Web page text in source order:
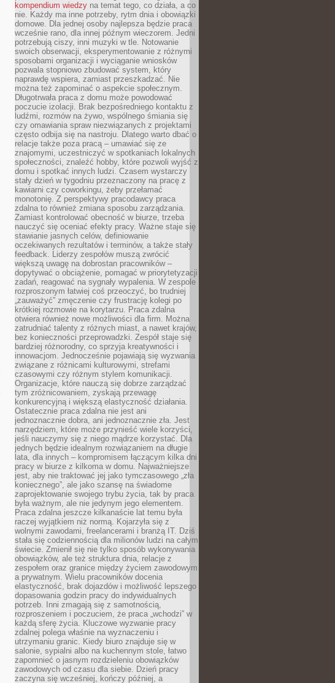
kompendium wiedzy na temat tego, co działa, a co
nie. Każdy ma inne potrzeby, rytm dnia i obowiązki
domowe. Dla jednej osoby najlepsza będzie praca
wcześnie rano, dla innej późnym wieczorem. Jedni
potrzebują ciszy, inni muzyki w tle. Notowanie
swoich obserwacji, eksperymentowanie z różnymi
sposobami organizacji i wyciąganie wniosków
pozwala stopniowo zbudować system, który
naprawdę wspiera, zamiast przeszkadzać. Nie
można też zapominać o aspekcie społecznym.
Długotrwała praca z domu może powodować
poczucie izolacji. Brak bezpośredniego kontaktu z
ludźmi, rozmów na żywo, wspólnego śmiania się
czy omawiania spraw niezwiązanych z projektami
często odbija się na nastroju. Dlatego warto dbać o
relacje także poza pracą – umawiać się ze
znajomymi, uczestniczyć w spotkaniach lokalnych
społeczności, znaleźć hobby, które pozwoli wyjść z
domu i spotkać innych ludzi. Czasem wystarczy
stały dzień w tygodniu przeznaczony na pracę z
kawiarni czy coworkingu, żeby przełamać
monotonię. Z perspektywy pracodawcy praca
zdalna to również zmiana sposobu zarządzania.
Zamiast kontrolować obecność w biurze, trzeba
nauczyć się oceniać efekty pracy. Ważne staje się
stawianie jasnych celów, definiowanie
oczekiwanych rezultatów i terminów, a także stały
feedback. Liderzy zespołów muszą zwrócić
większą uwagę na dobrostan pracowników –
dopytywać o obciążenie, pomagać w priorytetyzacji
zadań, reagować na sygnały wypalenia. W zespole
rozproszonym łatwiej coś przeoczyć, bo trudniej
„zauważyć” zmęczenie czy frustrację kolegi po
krótkiej rozmowie na korytarzu. Praca zdalna
otwiera również nowe możliwości dla firm. Można
zatrudniać talenty z różnych miast, a nawet krajów,
bez konieczności przeprowadzki. Zespół staje się
bardziej różnorodny, co sprzyja kreatywności i
innowacjom. Jednocześnie pojawiają się wyzwania
związane z różnicami kulturowymi, strefami
czasowymi czy różnym stylem komunikacji.
Organizacje, które nauczą się dobrze zarządzać
tym zróżnicowaniem, zyskają przewagę
konkurencyjną i większą elastyczność działania.
Ostatecznie praca zdalna nie jest ani
jednoznacznie dobra, ani jednoznacznie zła. Jest
narzędziem, które może przynieść wiele korzyści,
jeśli nauczymy się z niego mądrze korzystać. Dla
jednych będzie idealnym rozwiązaniem na długie
lata, dla innych – kompromisem łączącym kilka dni
pracy w biurze z kilkoma w domu. Najważniejsze
jest, aby nie traktować jej jako tymczasowego „zła
koniecznego”, ale jako szansę na świadome
zaprojektowanie swojego trybu życia, tak by praca
była ważnym, ale nie jedynym jego elementem.
Praca zdalna jeszcze kilkanaście lat temu była
raczej wyjątkiem niż normą. Kojarzyła się z
wolnymi zawodami, freelancerami i branżą IT. Dziś
stała się codziennością dla milionów ludzi na całym
świecie. Zmienił się nie tylko sposób wykonywania
obowiązków, ale też struktura dnia, relacje z
zespołem oraz granice między życiem zawodowym
a prywatnym. Wielu pracowników docenia
elastyczność, brak dojazdów i możliwość lepszego
dopasowania godzin pracy do indywidualnych
potrzeb. Inni zmagają się z samotnością,
rozproszeniem i poczuciem, że praca „wchodzi” w
każdą sferę życia. Kluczowe wyzwanie pracy
zdalnej polega właśnie na wyznaczeniu i
utrzymaniu granic. Kiedy biuro znajduje się w
salonie, sypialni albo na kuchennym stole, łatwo
zapomnieć o jasnym rozdzieleniu obowiązków
zawodowych od czasu dla siebie. Dzień pracy
zaczyna się wcześniej, kończy później, a